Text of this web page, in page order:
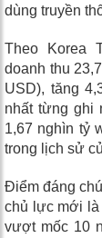
dùng truyền
Theo Korea
doanh thu
USD), tăng
nhất từng ghi
1,67 nghìn tỷ
trong lịch sử
Điểm đáng
chủ lực mới là
vượt mốc 10